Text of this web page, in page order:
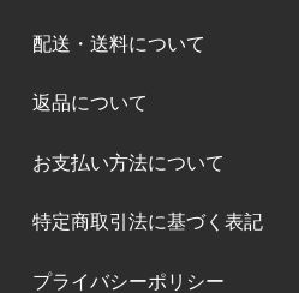
配送・送料について
返品について
お支払い方法について
特定商取引法に基づく表記
プライバシーポリシー